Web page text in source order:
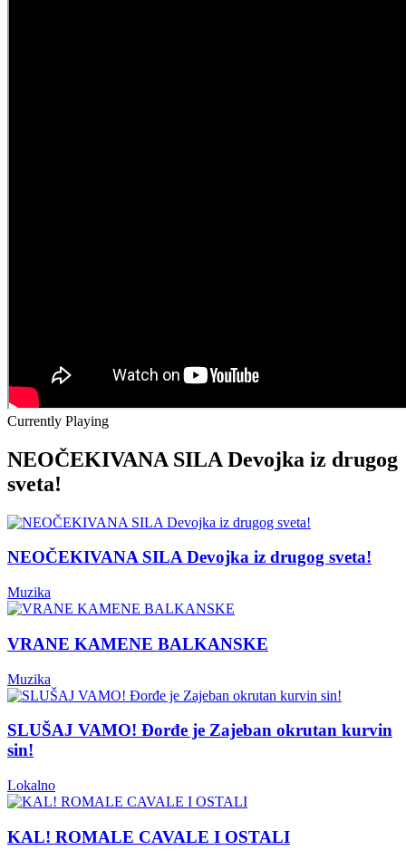
Currently Playing
NEOČEKIVANA SILA Devojka iz drugog
sveta!
NEOČEKIVANA SILA Devojka iz drugog sveta!
Muzika
VRANE KAMENE BALKANSKE
Muzika
SLUŠAJ VAMO! Đorđe je Zajeban okrutan kurvin
sin!
Lokalno
KAL! ROMALE CAVALE I OSTALI